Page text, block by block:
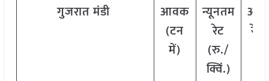
गुजरात मंडी
आवक
(टन
में)
न्यूनतम
रेट
(रु./
क्विं.)